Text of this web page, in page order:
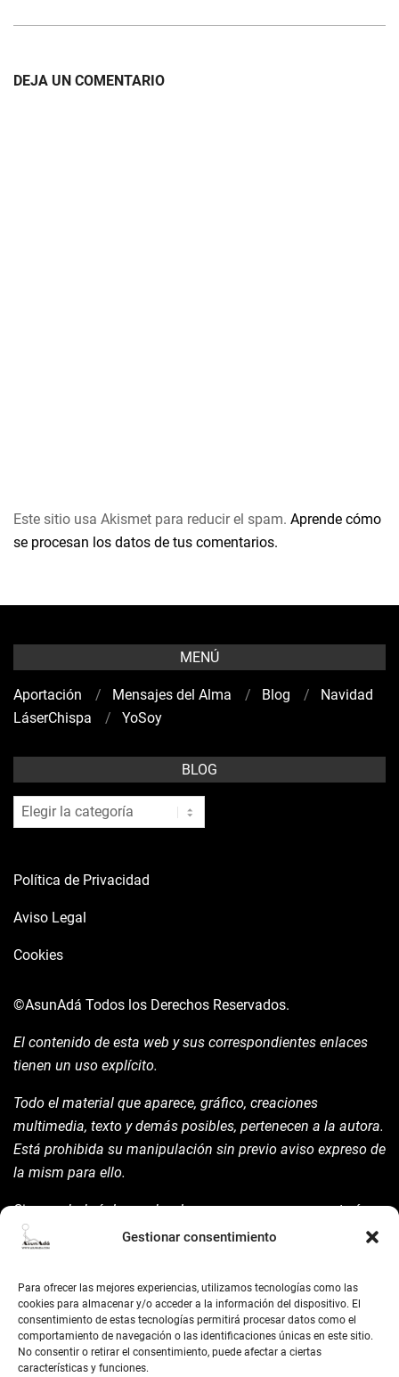
Gestionar consentimiento
Para ofrecer las mejores experiencias, utilizamos tecnologías como las
cookies para almacenar y/o acceder a la información del dispositivo. El
consentimiento de estas tecnologías permitirá procesar datos como el
comportamiento de navegación o las identificaciones únicas en este sitio.
No consentir o retirar el consentimiento, puede afectar a ciertas
características y funciones.
DEJA UN COMENTARIO
Este sitio usa Akismet para reducir el spam. Aprende cómo
se procesan los datos de tus comentarios.
MENÚ
Aportación Mensajes del Alma Blog
Navidad
LáserChispa
YoSoy
BLOG
blog
Política de Privacidad
Aviso Legal
Cookies
©AsunAdá Todos los Derechos Reservados.
El contenido de esta web y sus correspondientes enlaces
tienen un uso explícito.
Todo el material que aparece, gráfico, creaciones
multimedia, texto y demás posibles, pertenecen a la autora.
Está prohibida su manipulación sin previo aviso expreso de
la mism para ello.
Siempre habrá de nombrarla y reconocer pues su autoría
©AsunAdá ​Gracias.